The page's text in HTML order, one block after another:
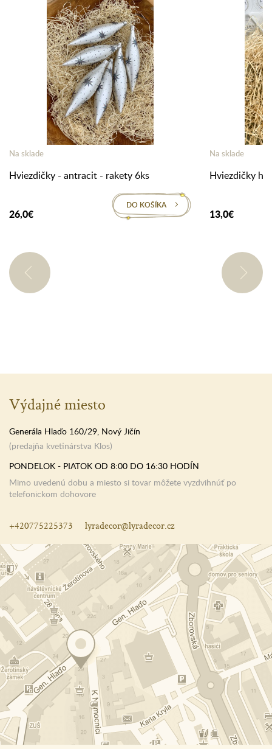
Na sklade
Hviezdičky - antracit - rakety 6ks
26,0€
DO KOŠÍKA
Na sklade
Hviezdičky
13,0€
Výdajné miesto
Generála Hlaďo 160/29, Nový Jičín
(predajňa kvetinárstva Klos)
PONDELOK - PIATOK OD 8:00 DO 16:30 HODÍN
Mimo uvedenú dobu a miesto si tovar môžete vyzdvihnúť po
telefonickom dohovore
+420775225373 lyradecor@lyradecor.cz